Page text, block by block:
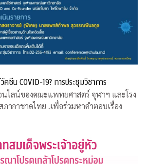
คซีน COVID-19? การประชุมวิชาการ
นไลน์ของคณะแพทยศาสตร์ จุฬาฯ และโรง
ากาชาดไทย .เพื่อร่วมหาคำตอบเรื่อง